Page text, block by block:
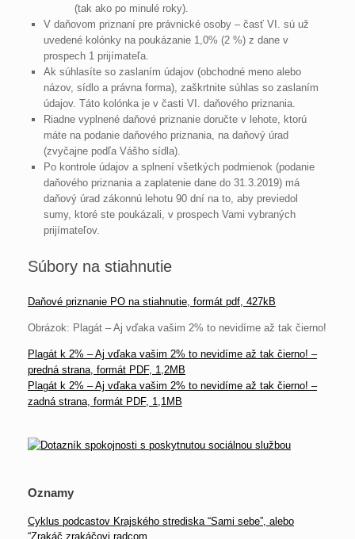
(tak ako po minulé roky).
V daňovom priznaní pre právnické osoby – časť VI. sú už
uvedené kolónky na poukázanie 1,0% (2 %) z dane v
prospech 1 prijímateľa.
Ak súhlasíte so zaslaním údajov (obchodné meno alebo
názov, sídlo a právna forma), zaškrtnite súhlas so zaslaním
údajov. Táto kolónka je v časti VI. daňového priznania.
Riadne vyplnené daňové priznanie doručte v lehote, ktorú
máte na podanie daňového priznania, na daňový úrad
(zvyčajne podľa Vášho sídla).
Po kontrole údajov a splnení všetkých podmienok (podanie
daňového priznania a zaplatenie dane do 31.3.2019) má
daňový úrad zákonnú lehotu 90 dní na to, aby previedol
sumy, ktoré ste poukázali, v prospech Vami vybraných
prijímateľov.
Súbory na stiahnutie
Daňové priznanie PO na stiahnutie, formát pdf, 427kB
Obrázok: Plagát – Aj vďaka vašim 2% to nevidíme až tak čierno!
Plagát k 2% – Aj vďaka vašim 2% to nevidíme až tak čierno! –
predná strana, formát PDF, 1,2MB
Plagát k 2% – Aj vďaka vašim 2% to nevidíme až tak čierno! –
zadná strana, formát PDF, 1,1MB
Oznamy
Cyklus podcastov Krajského strediska “Sami sebe”, alebo
“Zrakáč zrakáčovi radcom